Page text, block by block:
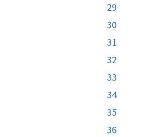
29
30
31
32
33
34
35
36